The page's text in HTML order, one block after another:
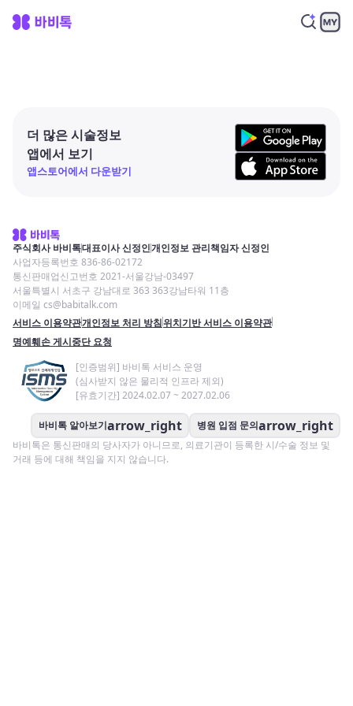
더 많은 시술정보
앱에서 보기
앱스토어에서 다운받기
주식회사 바비톡대표이사 신정인개인정보 관리책임자 신정인
사업자등록번호 836-86-02172
통신판매업신고번호 2021-서울강남-03497
서울특별시 서초구 강남대로 363 363강남타워 11층
이메일 cs@babitalk.com
서비스 이용약관개인정보 처리 방침위치기반 서비스 이용약관
명예훼손 게시중단 요청
[인증범위] 바비톡 서비스 운영
(심사받지 않은 물리적 인프라 제외)
[유효기간] 2024.02.07 ~ 2027.02.06
바비톡 알아보기arrow_right 병원 입점 문의arrow_right
바비톡은 통신판매의 당사자가 아니므로, 의료기관이 등록한 시/수술 정보 및
거래 등에 대해 책임을 지지 않습니다.